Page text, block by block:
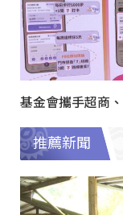
基金會攜手超商
推薦新聞